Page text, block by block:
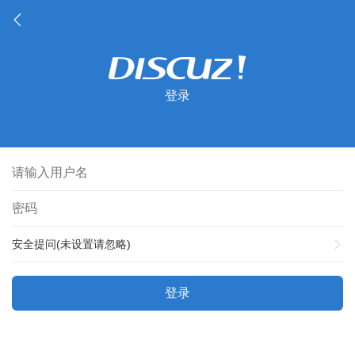
登录
安全提问(未设置请忽略)
登录